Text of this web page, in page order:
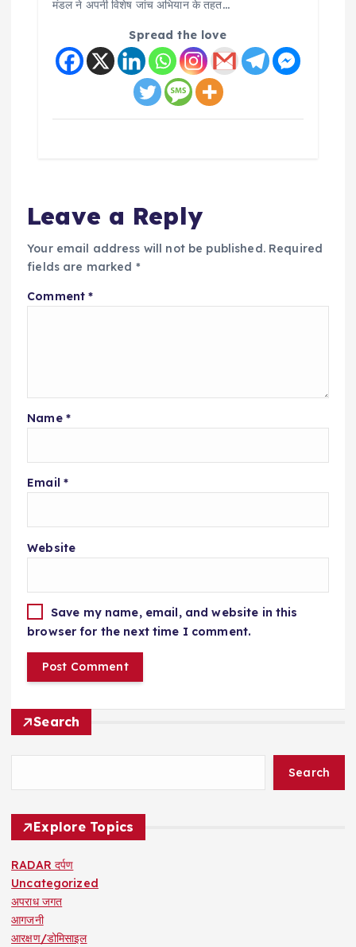
मंडल ने अपनी विशेष जांच अभियान के तहत…
Spread the love
Leave a Reply
Your email address will not be published. Required
fields are marked *
Comment*
Name *
Email *
Website
Save my name, email, and website in this
browser for the next time I comment.
Search
Search
Explore Topics
RADAR दर्पण
Uncategorized
अपराध जगत
आगजनी
आरक्षण/डोमिसाइल